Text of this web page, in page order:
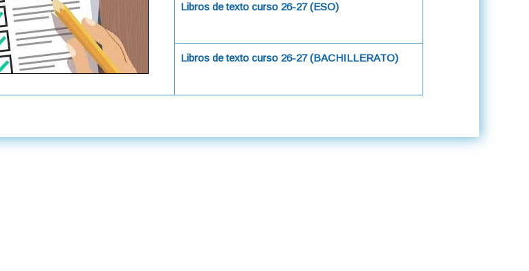
Libros de texto curso 26-27 (ESO)
Libros de texto curso 26-27 (BACHILLERATO)